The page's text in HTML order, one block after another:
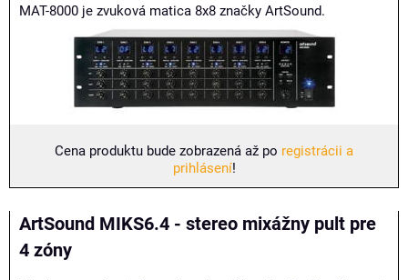
MAT-8000 je zvuková matica 8x8 značky ArtSound.
Cena produktu bude zobrazená až po registrácii a
prihlásení!
ArtSound MIKS6.4 - stereo mixážny pult pre
4 zóny